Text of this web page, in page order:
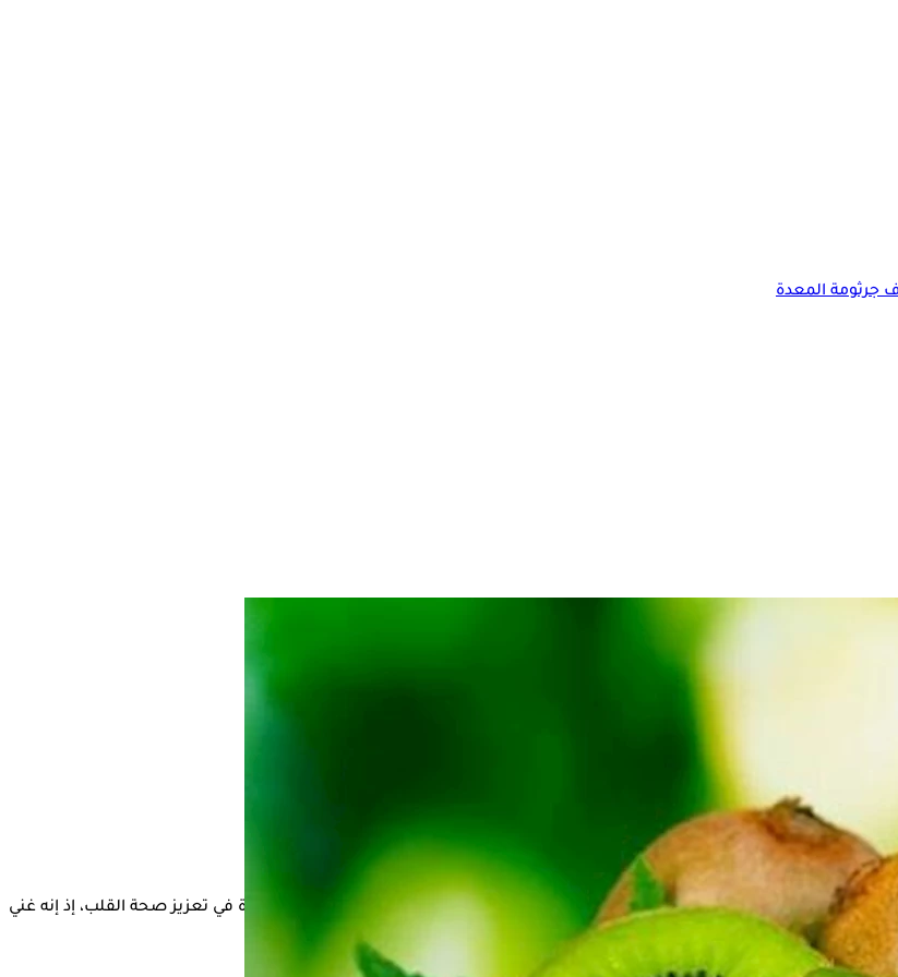
جرثومة المعدة
وممارسة التمارين الرياضية الكافية، والكيوي من الفواكه التي تتميز بفوائدها الكبيرة في تعزيز صحة القلب، إذ إنه غني